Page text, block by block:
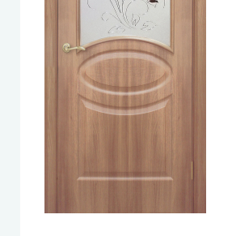
Darumi (Даруми)
Экодверка (из массива сосны)
Статус (Status Doors)
Стильные Двери
StilDoors (СтилДорс)